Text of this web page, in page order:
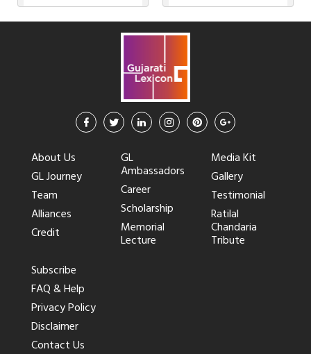
About Us
GL Journey
Team
Alliances
Credit
GL
Ambassadors
Career
Scholarship
Memorial
Lecture
Media Kit
Gallery
Testimonial
Ratilal
Chandaria
Tribute
Subscribe
FAQ & Help
Privacy Policy
Disclaimer
Contact Us